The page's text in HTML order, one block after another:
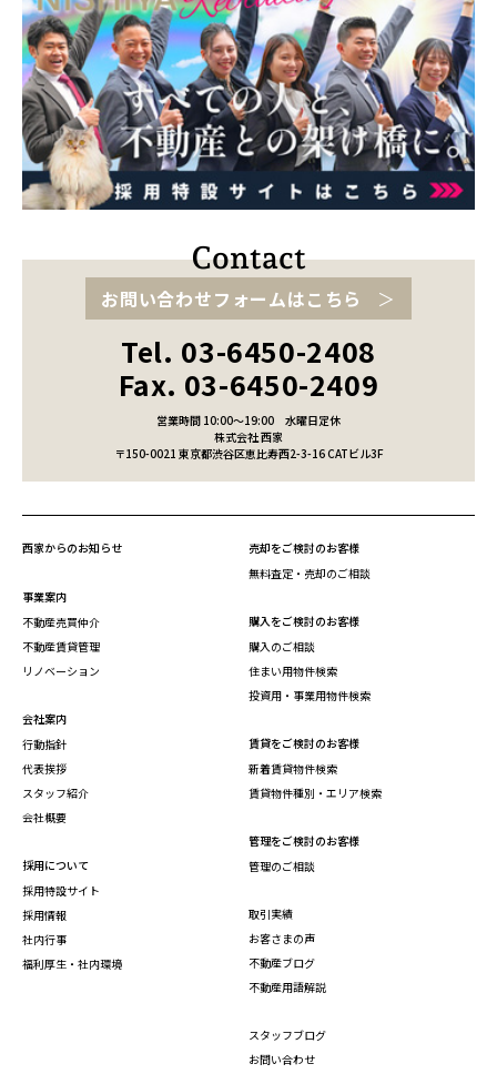
お問い合わせフォームはこちら
Tel. 03-6450-2408
Fax. 03-6450-2409
営業時間 10:00～19:00
水曜日定休
株式会社 西家
〒150-0021 東京都渋谷区恵比寿西2-3-16 CATビル3F
西家からのお知らせ
事業案内
不動産売買仲介
不動産賃貸管理
リノベーション
会社案内
行動指針
代表挨拶
スタッフ紹介
会社概要
採用について
採用特設サイト
採用情報
社内行事
福利厚生・社内環境
売却をご検討のお客様
無料査定・売却のご相談
購入をご検討のお客様
購入のご相談
住まい用物件検索
投資用・事業用物件検索
賃貸をご検討のお客様
新着賃貸物件検索
賃貸物件種別・エリア検索
管理をご検討のお客様
管理のご相談
取引実績
お客さまの声
不動産ブログ
不動産用語解説
スタッフブログ
お問い合わせ